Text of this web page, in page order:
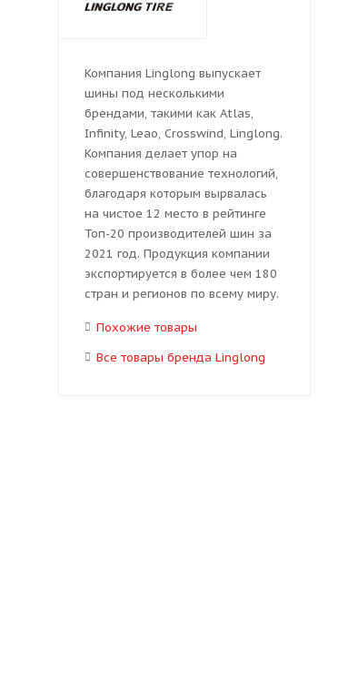
Компания Linglong выпускает
шины под несколькими
брендами, такими как Atlas,
Infinity, Leao, Crosswind, Linglong.
Компания делает упор на
совершенствование технологий,
благодаря которым вырвалась
на чистое 12 место в рейтинге
Топ-20 производителей шин за
2021 год. Продукция компании
экспортируется в более чем 180
стран и регионов по всему миру.
Похожие товары
Все товары бренда Linglong